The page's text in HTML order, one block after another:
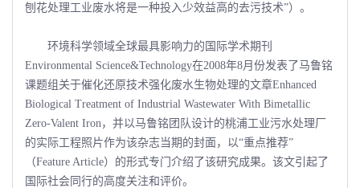
刨花处理工业废水将是一种投入少效益高的去污技术”）。
环境科学领域全球最具影响力的国际学术期刊
Environmental Science&Technology在2008年8月份发表了马鲁铭
课题组关于催化还原技术强化废水生物处理的文章Enhanced
Biological Treatment of Industrial Wastewater With Bimetallic
Zero-Valent Iron，并以马鲁铭团队设计的桃浦工业污水处理厂
的实际工程照片作为该杂志当期的封面，以“重点推荐”
（Feature Article）的形式专门介绍了该研究成果。该文引起了
国际社会同行的高度关注和评价。